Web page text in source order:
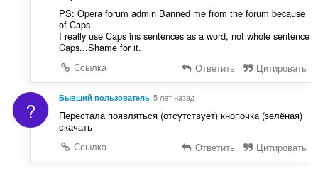
PS: Opera forum admin Banned me from the forum because
of Caps
I really use Caps ins sentences as a word, not whole sentence
Caps...Shame for it.
Ссылка
Ответить Цитировать
? Бывший пользователь 5 лет назад
Перестала появляться (отсутствует) кнопочка (зелёная)
скачать
Ссылка
Ответить Цитировать